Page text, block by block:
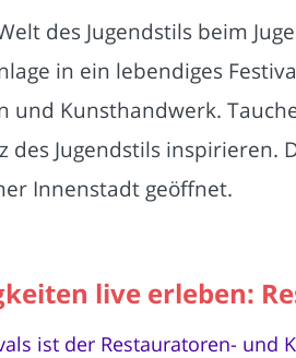
des Jugendstils beim
in ein lebendiges
Kunsthandwerk.
des Jugendstils
Innenstadt geöffnet.
live erleben:
ist der Restauratoren-